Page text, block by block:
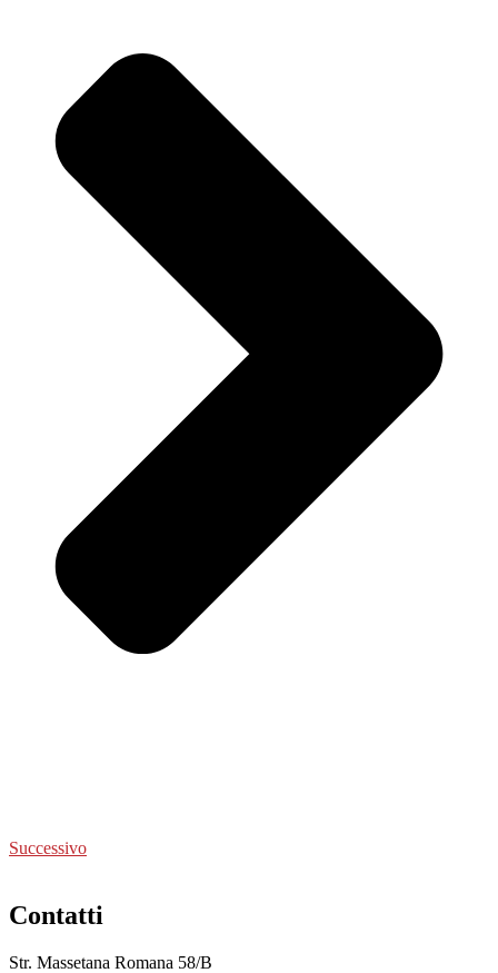
Successivo
Contatti
Str. Massetana Romana 58/B